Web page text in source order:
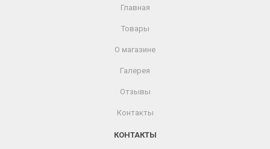
Главная
Товары
О магазине
Галерея
Отзывы
Контакты
КОНТАКТЫ